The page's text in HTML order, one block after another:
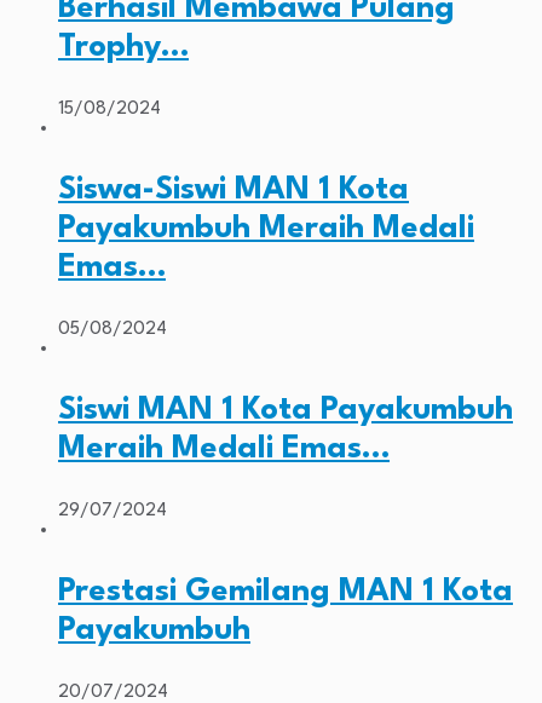
Berhasil Membawa Pulang
Trophy…
15/08/2024
Siswa-Siswi MAN 1 Kota
Payakumbuh Meraih Medali
Emas…
05/08/2024
Siswi MAN 1 Kota Payakumbuh
Meraih Medali Emas…
29/07/2024
Prestasi Gemilang MAN 1 Kota
Payakumbuh
20/07/2024